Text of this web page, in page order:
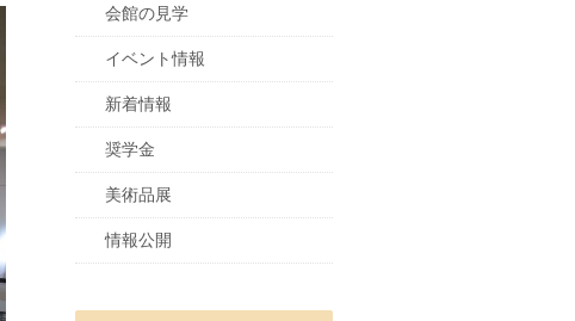
会館の見学
イベント情報
新着情報
奨学金
美術品展
情報公開